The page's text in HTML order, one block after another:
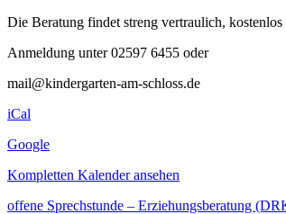
Die Beratung findet streng vertraulich,
Anmeldung unter 02597 6455 oder
mail@kindergarten-am-schloss.de
iCal
Google
Kompletten Kalender ansehen
offene Sprechstunde – Erziehungsberatung